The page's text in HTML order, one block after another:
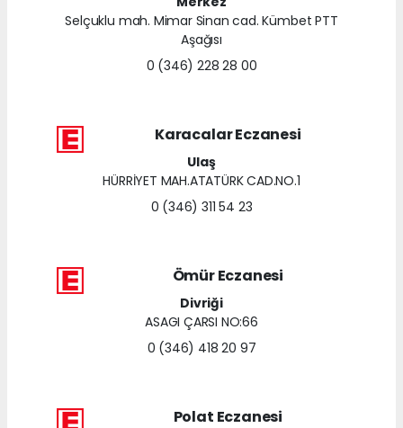
Selçuklu mah. Mimar Sinan cad. Kümbet PTT
Aşağısı
0 (346) 228 28 00
Karacalar Eczanesi
Ulaş
HÜRRİYET MAH.ATATÜRK CAD.NO.1
0 (346) 311 54 23
Ömür Eczanesi
Divriği
ASAGI ÇARSI NO:66
0 (346) 418 20 97
Polat Eczanesi